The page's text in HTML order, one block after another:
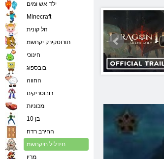
ילד אש ומים
Minecraft
זול קונית
תורוטקירק יקחשמ
חינוכי
בובספוג
החווה
רובוטריקים
מכוניות
בן 10
החירב רדח
םידליל םיקחשמ
מריו